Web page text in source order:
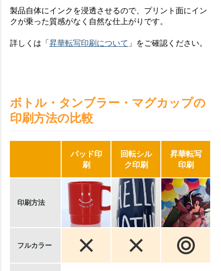
製品自体にインクを浸透させるので、プリント面にイン
クが乗った質感がなく自然な仕上がりです。
詳しくは「昇華転写印刷について 」をご確認ください。
ボトル・タンブラー・マグカップの
印刷方法の比較
パッド印
刷
回転シル
ク印刷
昇華転写
印刷
印刷方法
フルカラー